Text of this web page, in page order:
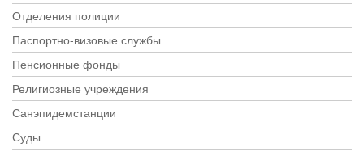
Отделения полиции
Паспортно-визовые службы
Пенсионные фонды
Религиозные учреждения
Санэпидемстанции
Суды